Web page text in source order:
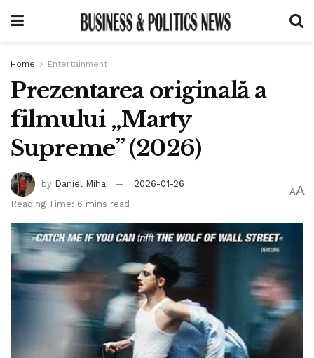
Home Entertainment
Prezentarea originală a
filmului „Marty
Supreme” (2026)
by Daniel Mihai
2026-01-26
Reading Time: 6 mins read
AA